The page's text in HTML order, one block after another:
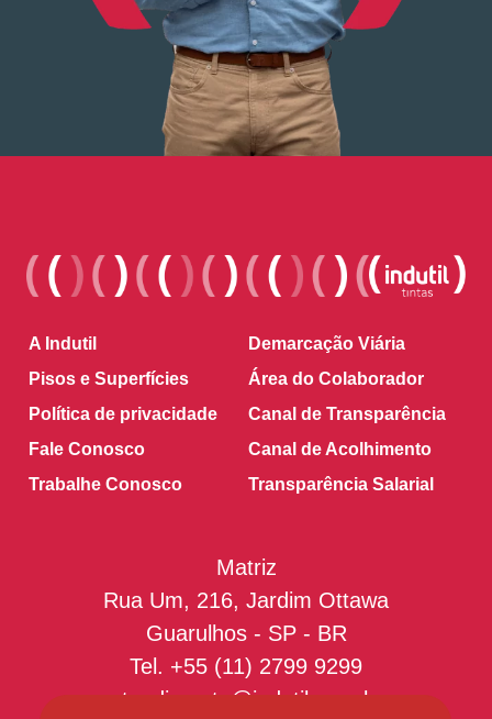
A Indutil
Demarcação Viária
Pisos e Superfícies
Área do Colaborador
Política de privacidade
Canal de Transparência
Fale Conosco
Canal de Acolhimento
Trabalhe Conosco
Transparência Salarial
Matriz
Rua Um, 216, Jardim Ottawa
Guarulhos - SP - BR
Tel. +55 (11) 2799 9299
atendimento@indutil.com.br